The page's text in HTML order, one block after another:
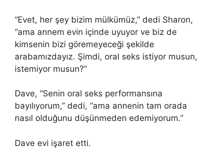
“Evet, her şey bizim mülkümüz,” dedi Sharon,
“ama annem evin içinde uyuyor ve biz de
kimsenin bizi göremeyeceği şekilde
arabamızdayız. Şimdi, oral seks istiyor musun,
istemiyor musun?”
Dave, “Senin oral seks performansına
bayılıyorum,” dedi, “ama annenin tam orada
nasıl olduğunu düşünmeden edemiyorum.”
Dave evi işaret etti.